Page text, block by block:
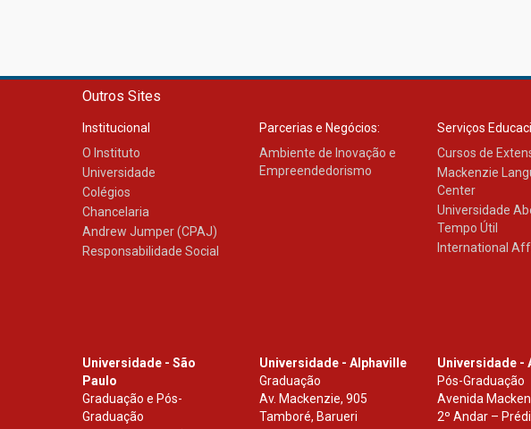
Outros Sites
Institucional
O Instituto
Universidade
Colégios
Chancelaria
Andrew Jumper (CPAJ)
Responsabilidade Social
Parcerias e Negócios:
Ambiente de Inovação e
Empreendedorismo
Serviços
Cursos de
Mackenzie
Center
Universidade
Tempo Útil
International
Universidade - São
Paulo
Graduação e Pós-
Graduação
Universidade - Alphaville
Graduação
Av. Mackenzie, 905
Tamboré, Barueri
Universidade -
Pós-Graduação
Avenida
2º Andar –